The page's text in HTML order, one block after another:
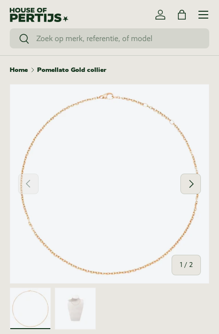
Ga naar inhoud
Zoeken
Zoeken
Inloggen
Tas
Menu
Home Pomellato Gold collier
Vorige
1 / van
2
Volgende